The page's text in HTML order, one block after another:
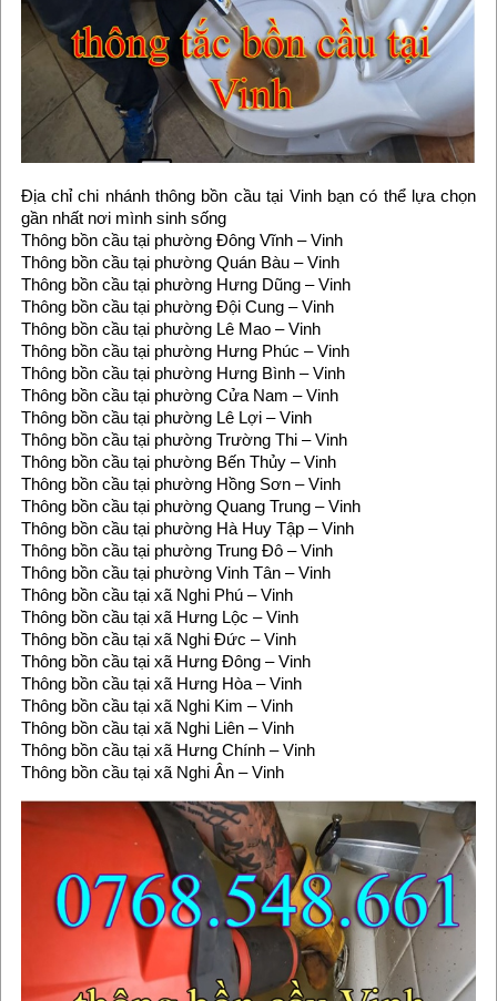
Địa chỉ chi nhánh thông bồn cầu tại Vinh bạn có thể lựa chọn
gần nhất nơi mình sinh sống
Thông bồn cầu tại phường Đông Vĩnh – Vinh
Thông bồn cầu tại phường Quán Bàu – Vinh
Thông bồn cầu tại phường Hưng Dũng – Vinh
Thông bồn cầu tại phường Đội Cung – Vinh
Thông bồn cầu tại phường Lê Mao – Vinh
Thông bồn cầu tại phường Hưng Phúc – Vinh
Thông bồn cầu tại phường Hưng Bình – Vinh
Thông bồn cầu tại phường Cửa Nam – Vinh
Thông bồn cầu tại phường Lê Lợi – Vinh
Thông bồn cầu tại phường Trường Thi – Vinh
Thông bồn cầu tại phường Bến Thủy – Vinh
Thông bồn cầu tại phường Hồng Sơn – Vinh
Thông bồn cầu tại phường Quang Trung – Vinh
Thông bồn cầu tại phường Hà Huy Tập – Vinh
Thông bồn cầu tại phường Trung Đô – Vinh
Thông bồn cầu tại phường Vinh Tân – Vinh
Thông bồn cầu tại xã Nghi Phú – Vinh
Thông bồn cầu tại xã Hưng Lộc – Vinh
Thông bồn cầu tại xã Nghi Đức – Vinh
Thông bồn cầu tại xã Hưng Đông – Vinh
Thông bồn cầu tại xã Hưng Hòa – Vinh
Thông bồn cầu tại xã Nghi Kim – Vinh
Thông bồn cầu tại xã Nghi Liên – Vinh
Thông bồn cầu tại xã Hưng Chính – Vinh
Thông bồn cầu tại xã Nghi Ân – Vinh